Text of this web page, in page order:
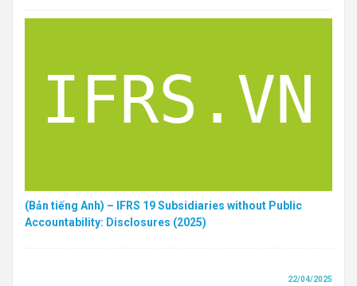
(Bản tiếng Anh) – IFRS 19 Subsidiaries without Public
Accountability: Disclosures (2025)
22/04/2025